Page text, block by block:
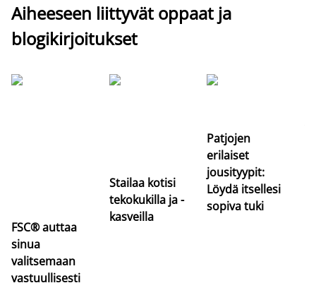
Aiheeseen liittyvät oppaat ja
blogikirjoitukset
FSC® auttaa
sinua
valitsemaan
vastuullisesti
Stailaa kotisi
tekokukilla ja -
kasveilla
Patjojen
erilaiset
jousityypit:
Löydä itsellesi
sopiva tuki